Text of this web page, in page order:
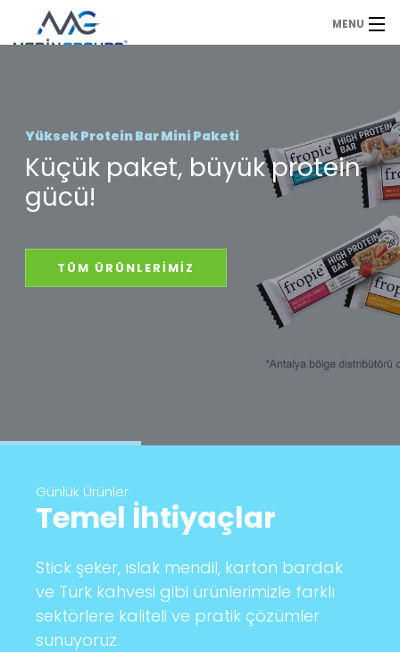
MENU
Ürünlerimiz
Sıkça Sorulan Sorular
Referanslarımız
Hakkımızda
Küçük paket, büyük protein
gücü!
Yüksek Protein Bar Mini Paketi
TÜM ÜRÜNLERİMİZ
Günlük Ürünler
Temel İhtiyaçlar
Stick şeker, ıslak mendil, karton bardak
ve Türk kahvesi gibi ürünlerimizle farklı
sektörlere kaliteli ve pratik çözümler
sunuyoruz.